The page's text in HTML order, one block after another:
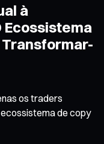
à
Ecossistema
Transformar-
os traders
de copy